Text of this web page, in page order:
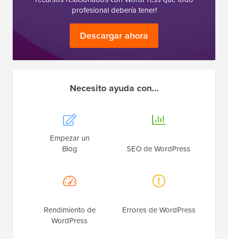
profesional debería tener!
Descargar ahora
Necesito ayuda con…
Empezar un
Blog
SEO de WordPress
Rendimiento de
WordPress
Errores de WordPress